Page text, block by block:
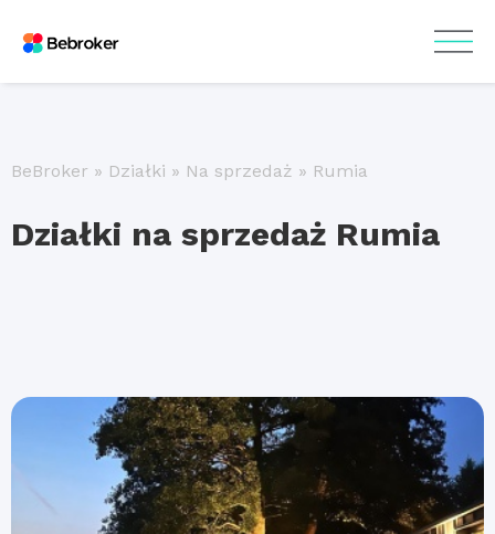
BeBroker » Działki » Na sprzedaż » Rumia
Działki na sprzedaż Rumia